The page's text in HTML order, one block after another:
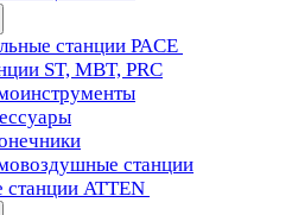
станции PACE
ST, MBT, PRC
станции
станции ATTEN